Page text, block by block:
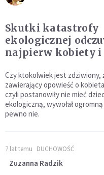
Skutki katastrofy
ekologicznej
najpierw kobiety i
Czy ktokolwiek jest
zawierający opowieść o
czyli postanowiły nie mieć
ekologiczną, wywołał
pewno nie.
7 lat temu DUCHOWOŚĆ
Zuzanna Radzik